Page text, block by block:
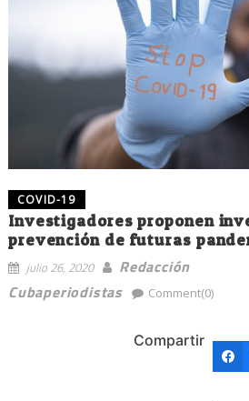
COVID-19
Investigadores proponen
prevención de futuras
julio 26, 2020
Redacción
Cubaperiodistas
Comment(0)
Compartir